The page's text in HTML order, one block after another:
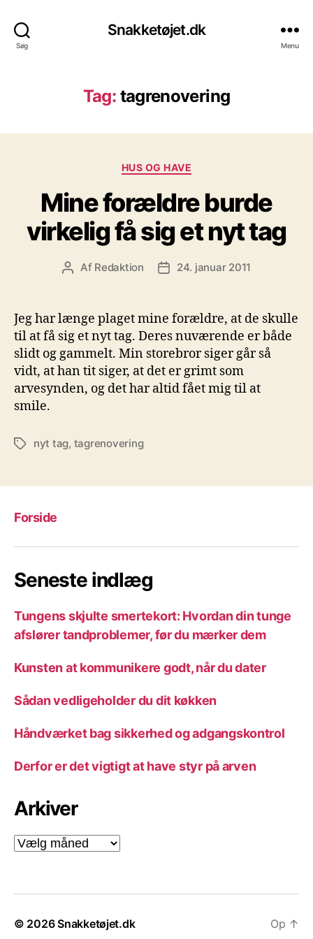
Søg
Snakketøjet.dk
Menu
Tag: tagrenovering
Kategorier
HUS OG HAVE
Mine forældre burde
virkelig få sig et nyt tag
Indlægsforfatter
Af Redaktion Indlægsdato
24. januar 2011
Jeg har længe plaget mine forældre, at de skulle
til at få sig et nyt tag. Deres nuværende er både
slidt og gammelt. Min storebror siger går så
vidt, at han tit siger, at det er grimt som
arvesynden, og det har altid fået mig til at
smile.
Tagsnyt tag, tagrenovering
Forside
Seneste indlæg
Tungens skjulte smertekort: Hvordan din tunge
afslører tandproblemer, før du mærker dem
Kunsten at kommunikere godt, når du dater
Sådan vedligeholder du dit køkken
Håndværket bag sikkerhed og adgangskontrol
Derfor er det vigtigt at have styr på arven
Arkiver
Arkiver
© 2026Snakketøjet.dk Op ↑